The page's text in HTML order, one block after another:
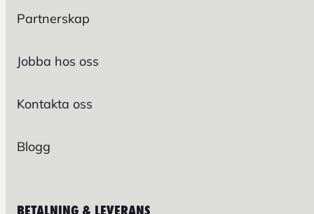
Partnerskap
Jobba hos oss
Kontakta oss
Blogg